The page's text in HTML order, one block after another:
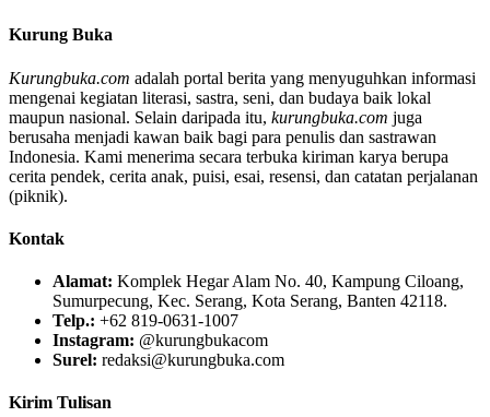
Kurung Buka
Kurungbuka.com adalah portal berita yang menyuguhkan informasi
mengenai kegiatan literasi, sastra, seni, dan budaya baik lokal
maupun nasional. Selain daripada itu, kurungbuka.com juga
berusaha menjadi kawan baik bagi para penulis dan sastrawan
Indonesia. Kami menerima secara terbuka kiriman karya berupa
cerita pendek, cerita anak, puisi, esai, resensi, dan catatan perjalanan
(piknik).
Kontak
Alamat: Komplek Hegar Alam No. 40, Kampung Ciloang,
Sumurpecung, Kec. Serang, Kota Serang, Banten 42118.
Telp.: +62 819-0631-1007
Instagram: @kurungbukacom
Surel: redaksi@kurungbuka.com
Kirim Tulisan